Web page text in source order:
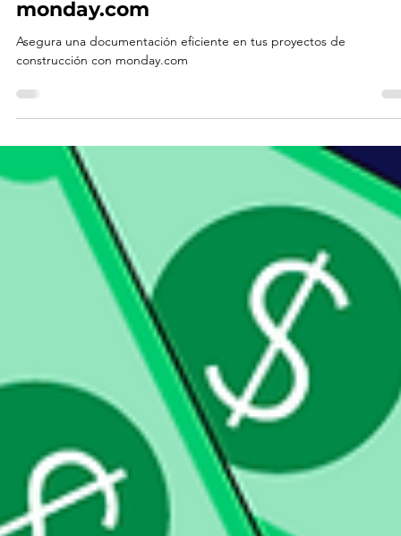
31 oct 2024 3 min de lectura
Simplifica tu gestión de planos en
proyectos de construcción con
monday.com
Asegura una documentación eficiente en tus proyectos de
construcción con monday.com